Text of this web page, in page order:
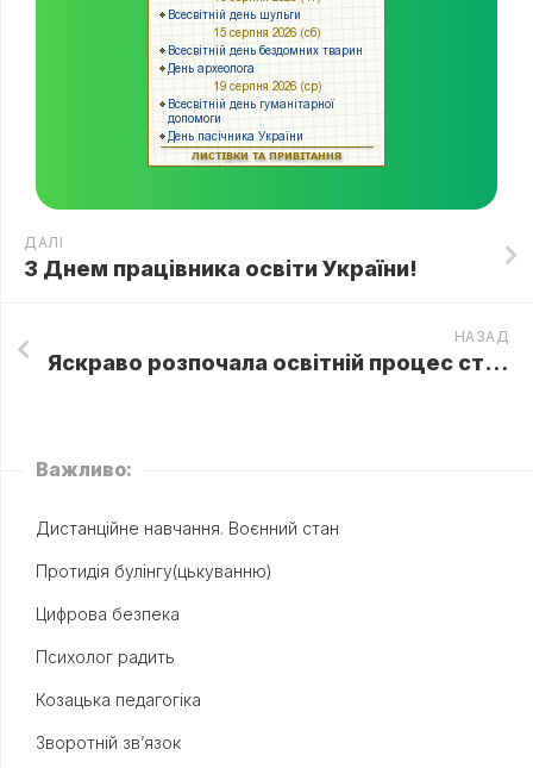
ДАЛІ
З Днем працівника освіти України!
НАЗАД
Яскраво розпочала освітній процес студія раннього розвитку “SMARTik”
Важливо:
Дистанційне навчання. Воєнний стан
Протидія булінгу(цькуванню)
Цифрова безпека
Психолог радить
Козацька педагогіка
Зворотній зв’язок